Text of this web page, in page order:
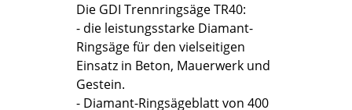
Die GDI Trennringsäge TR40:
- die leistungsstarke Diamant-
Ringsäge für den vielseitigen
Einsatz in Beton, Mauerwerk und
Gestein.
- Diamant-Ringsägeblatt von 400